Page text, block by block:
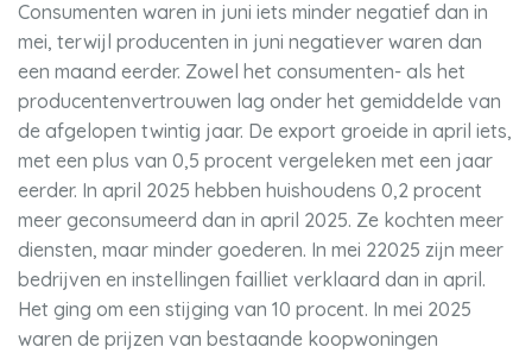
Consumenten waren in juni iets minder negatief dan in
mei, terwijl producenten in juni negatiever waren dan
een maand eerder. Zowel het consumenten- als het
producentenvertrouwen lag onder het gemiddelde van
de afgelopen twintig jaar. De export groeide in april iets,
met een plus van 0,5 procent vergeleken met een jaar
eerder. In april 2025 hebben huishoudens 0,2 procent
meer geconsumeerd dan in april 2025. Ze kochten meer
diensten, maar minder goederen. In mei 22025 zijn meer
bedrijven en instellingen failliet verklaard dan in april.
Het ging om een stijging van 10 procent. In mei 2025
waren de prijzen van bestaande koopwoningen